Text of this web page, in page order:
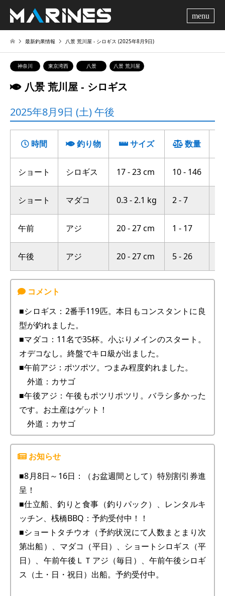
最新釣果情報 八景 荒川屋 ‐ シロギス (2025年8月9日)
神奈川 東京湾西 八景 八景 荒川屋
八景 荒川屋 ‐ シロギス
2025年8月9日 (土) 午後
時間 釣り物 サイズ 数量
ショート シロギス 17 - 23 cm 10 - 146
ショート マダコ 0.3 - 2.1 kg 2 - 7
午前 アジ 20 - 27 cm 1 - 17
午後 アジ 20 - 27 cm 5 - 26
■シロギス：2番手119匹。本日もコンスタントに良
型が釣れました。
■マダコ：11名で35杯。小ぶりメインのスタート。
オデコなし。終盤でキロ級が出ました。
■午前アジ：ポツポツ。つまみ程度釣れました。
外道：カサゴ
■午後アジ：午後もポツリポツリ。バラシ多かった
です。お土産はゲット！
外道：カサゴ
■8月8日～16日：（お盆週間として）特別割引券進
呈！
■仕立船、釣りと食事（釣りパック）、レンタルキ
ッチン、桟橋BBQ：予約受付中！！
■ショートタチウオ（予約状況にて人数まとまり次
第出船）、マダコ（平日）、ショートシロギス（平
日）、午前午後ＬＴアジ（毎日）、午前午後シロギ
ス（土・日・祝日）出船。予約受付中。